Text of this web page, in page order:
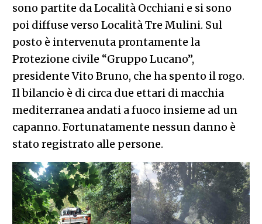
sono partite da Località Occhiani e si sono
poi diffuse verso Località Tre Mulini. Sul
posto è intervenuta prontamente la
Protezione civile “Gruppo Lucano”,
presidente Vito Bruno, che ha spento il rogo.
Il bilancio è di circa due ettari di macchia
mediterranea andati a fuoco insieme ad un
capanno. Fortunatamente nessun danno è
stato registrato alle persone.